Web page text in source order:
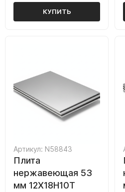
КУПИТЬ
Артикул: N58843
Плита
нержавеющая 53
мм 12Х18Н10Т